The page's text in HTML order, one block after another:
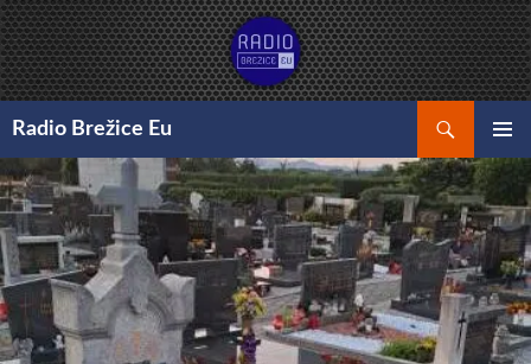
Preskoči
na
vsebino
Radio Brežice Eu
GLAVNI
MENI